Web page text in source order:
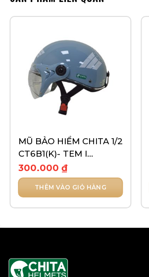
MŨ BẢO HIỂM CHITA 1/2
CT6B1(K)- TEM I
CHOOSE
300.000 ₫
THÊM VÀO GIỎ HÀNG